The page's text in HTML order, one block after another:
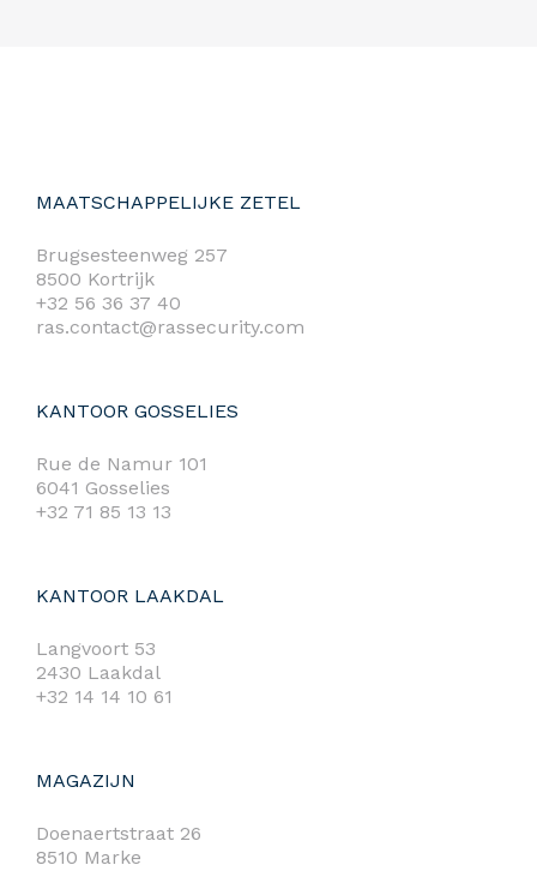
MAATSCHAPPELIJKE ZETEL
Brugsesteenweg 257
8500 Kortrijk
+32 56 36 37 40
ras.contact@rassecurity.com
KANTOOR GOSSELIES
Rue de Namur 101
6041 Gosselies
+32 71 85 13 13
KANTOOR LAAKDAL
Langvoort 53
2430 Laakdal
+32 14 14 10 61
MAGAZIJN
Doenaertstraat 26
8510 Marke